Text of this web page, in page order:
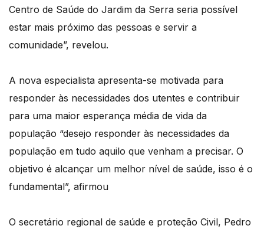
Centro de Saúde do Jardim da Serra seria possível
estar mais próximo das pessoas e servir a
comunidade”, revelou.
A nova especialista apresenta-se motivada para
responder às necessidades dos utentes e contribuir
para uma maior esperança média de vida da
população “desejo responder às necessidades da
população em tudo aquilo que venham a precisar. O
objetivo é alcançar um melhor nível de saúde, isso é o
fundamental”, afirmou
O secretário regional de saúde e proteção Civil, Pedro